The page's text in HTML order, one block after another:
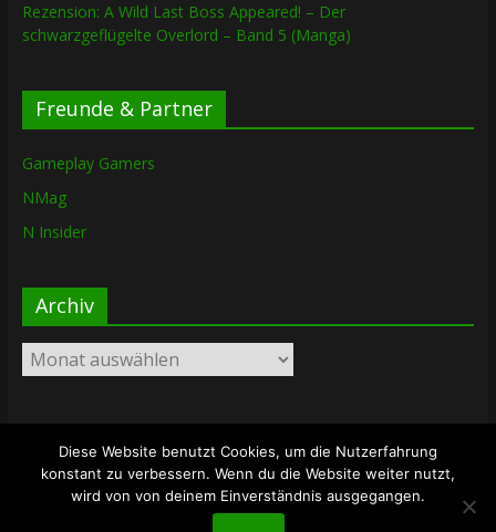
Rezension: A Wild Last Boss Appeared! – Der
schwarzgeflügelte Overlord – Band 5 (Manga)
Freunde & Partner
Gameplay Gamers
NMag
N Insider
Archiv
Archiv
Copyright © 2026The Lost Dungeon. Alle Rechte vorbehalten.
Theme: ColorMag vonThemeGrill. Bereitgestellt von
WordPress
Diese Website benutzt Cookies, um die Nutzerfahrung
konstant zu verbessern. Wenn du die Website weiter nutzt,
wird von von deinem Einverständnis ausgegangen.